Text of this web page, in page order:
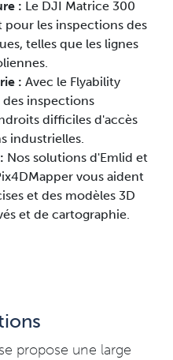
: Le DJI Matrice 300
pour les inspections des
telles que les lignes
: Avec le Flyability
des inspections
difficiles d'accès
industrielles.
Nos solutions d'Emlid et
vous aident
et des modèles 3D
et de cartographie.
propose une large